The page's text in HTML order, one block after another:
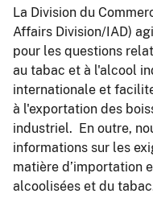
La Division du
Affairs Division/IAD)
pour les questions
au tabac et à l'alcool
internationale et
à l'exportation des
industriel. En outre,
informations sur les
matière d’importation
alcoolisées et du